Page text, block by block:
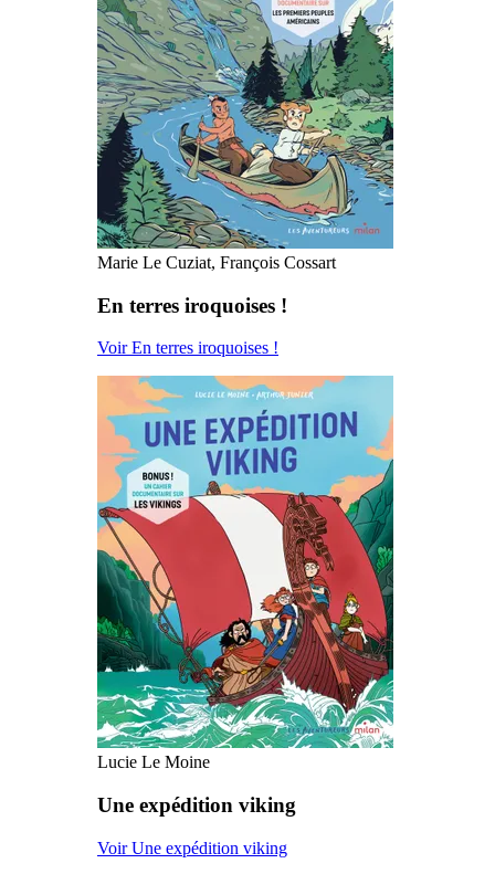
Marie Le Cuziat, François Cossart
En terres iroquoises !
Voir En terres iroquoises !
Lucie Le Moine
Une expédition viking
Voir Une expédition viking